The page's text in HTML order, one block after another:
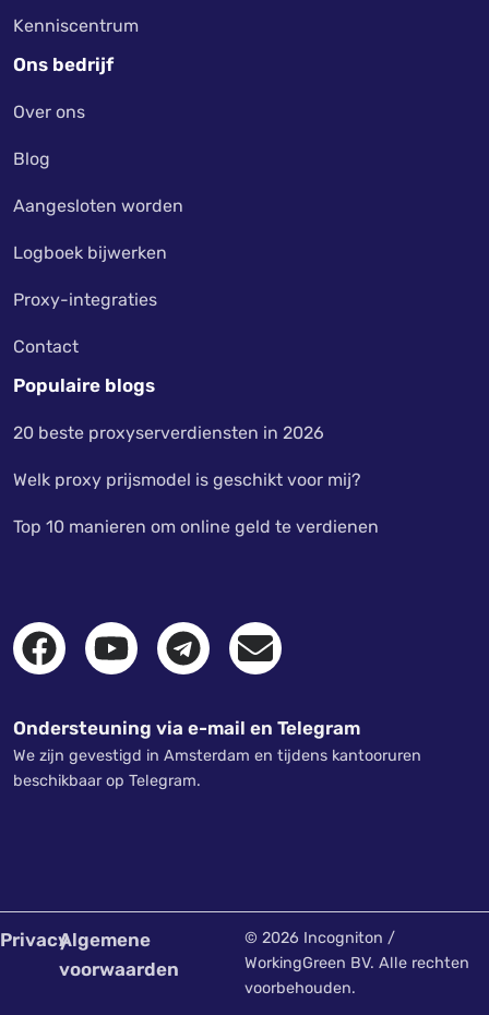
Kenniscentrum
Ons bedrijf
Over ons
Blog
Aangesloten worden
Logboek bijwerken
Proxy-integraties
Contact
Populaire blogs
20 beste proxyserverdiensten in 2026
Welk proxy prijsmodel is geschikt voor mij?
Top 10 manieren om online geld te verdienen
Ondersteuning via e-mail en Telegram
We zijn gevestigd in Amsterdam en tijdens kantooruren
beschikbaar op Telegram.
© 2026 Incogniton /
WorkingGreen BV. Alle rechten
voorbehouden.
PrivacyAlgemene
voorwaarden